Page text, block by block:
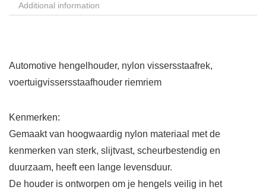
Additional information
Automotive hengelhouder, nylon vissersstaafrek,
voertuigvissersstaafhouder riemriem
Kenmerken:
Gemaakt van hoogwaardig nylon materiaal met de
kenmerken van sterk, slijtvast, scheurbestendig en
duurzaam, heeft een lange levensduur.
De houder is ontworpen om je hengels veilig in het